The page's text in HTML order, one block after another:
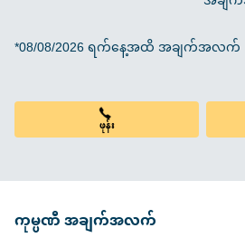
*08/08/2026 ရက်နေ့အထိ အချက်အလက်
ဖုန်း
ကုမ္ပဏီ အချက်အလက်